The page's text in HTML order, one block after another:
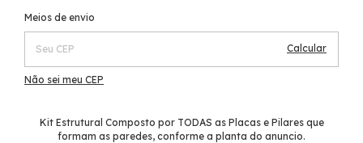
Entregas para o CEP:
Meios de envio
Calcular
Não sei meu CEP
Kit Estrutural Composto por TODAS as Placas e Pilares que
formam as paredes, conforme a planta do anuncio.